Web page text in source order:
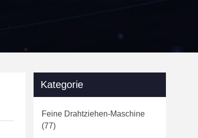
Kategorie
Feine Drahtziehen-Maschine
(77)